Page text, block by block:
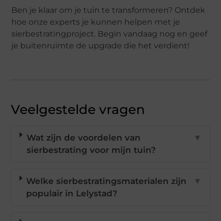
Ben je klaar om je tuin te transformeren? Ontdek
hoe onze experts je kunnen helpen met je
sierbestratingproject. Begin vandaag nog en geef
je buitenruimte de upgrade die het verdient!
Veelgestelde vragen
Wat zijn de voordelen van
sierbestrating voor mijn tuin?
▼
Welke sierbestratingsmaterialen zijn
populair in Lelystad?
▼